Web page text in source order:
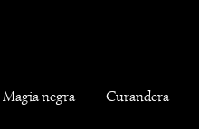
Magia negra Curandera